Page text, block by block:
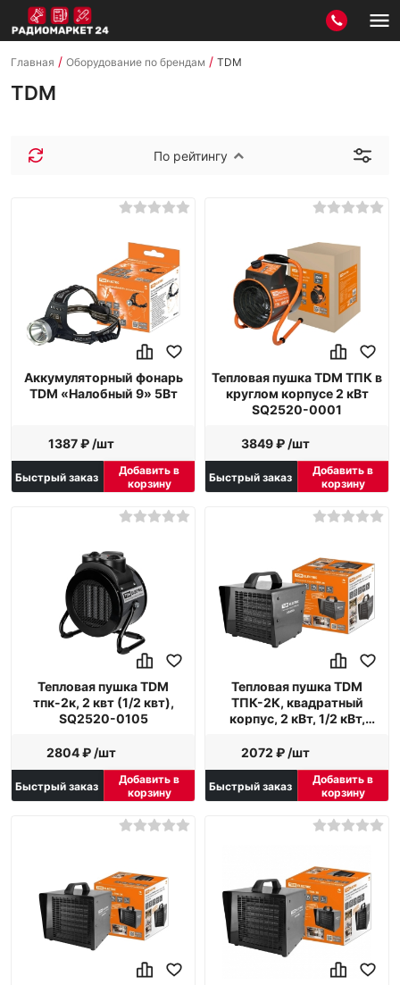
Главная / Оборудование по брендам / TDM
TDM
По рейтингу
Аккумуляторный фонарь
TDM «Налобный 9» 5Вт
1387 ₽ /шт
Быстрый заказ
Добавить в
корзину
Тепловая пушка TDM ТПК в
круглом корпусе 2 кВт
SQ2520-0001
3849 ₽ /шт
Быстрый заказ
Добавить в
корзину
Тепловая пушка TDM
тпк-2к, 2 квт (1/2 квт),
SQ2520-0105
2804 ₽ /шт
Быстрый заказ
Добавить в
корзину
Тепловая пушка TDM
ТПК-2К, квадратный
корпус, 2 кВт, 1/2 кВт,
2072 ₽ /шт
Быстрый заказ
Добавить в
корзину